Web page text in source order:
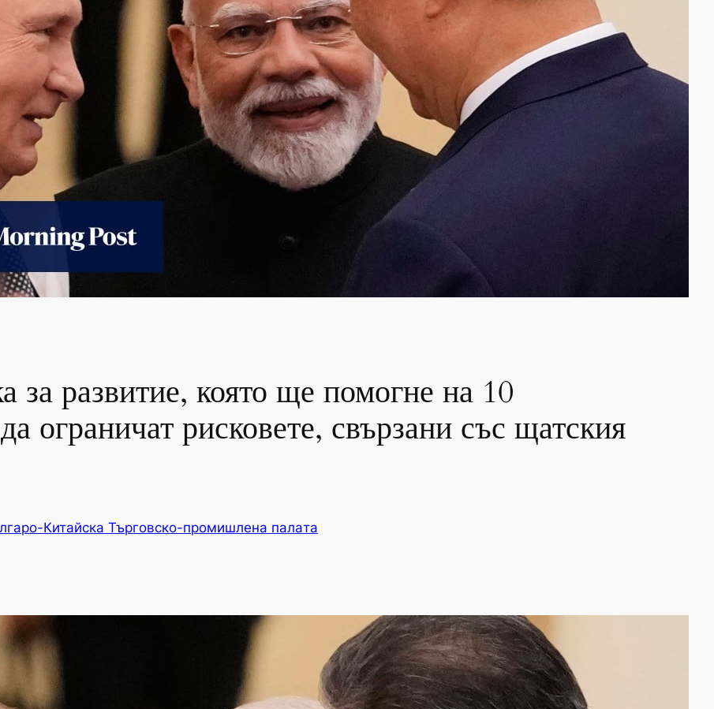
за развитие, която ще помогне на 10
ограничат рисковете, свързани със щатския
Китайска Търговско-промишлена палaта